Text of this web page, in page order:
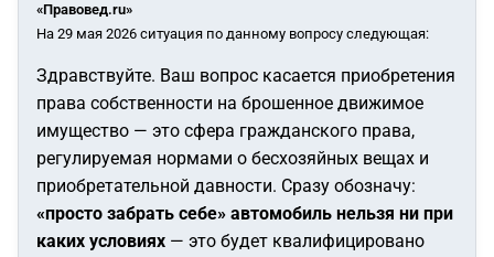
«Правовед.ru»
На 29 мая 2026 ситуация по данному вопросу следующая:
Здравствуйте. Ваш вопрос касается приобретения
права собственности на брошенное движимое
имущество — это сфера гражданского права,
регулируемая нормами о бесхозяйных вещах и
приобретательной давности. Сразу обозначу:
«просто забрать себе» автомобиль нельзя ни при
каких условиях — это будет квалифицировано